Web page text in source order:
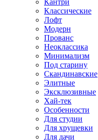
Кантри
Классические
Лофт
Модерн
Прованс
Неоклассика
Минимализм
Под старину
Скандинавские
Элитные
Эксклюзивные
Хай-тек
Особенности
Для студии
Для хрущевки
Для дачи